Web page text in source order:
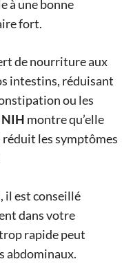
à une bonne
fort.
de nourriture aux
intestins, réduisant
ou les
montre qu’elle
les symptômes
il est conseillé
dans votre
rapide peut
abdominaux.